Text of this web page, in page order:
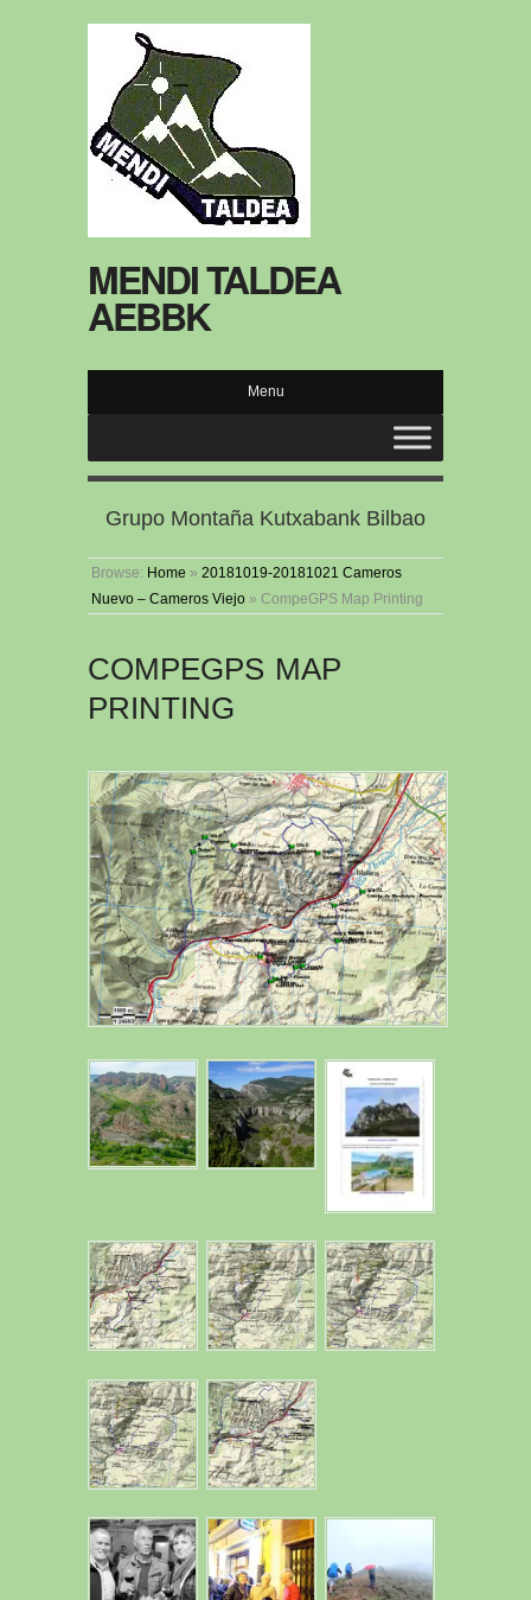
MENDI TALDEA
AEBBK
Menu
Grupo Montaña Kutxabank Bilbao
Browse: Home » 20181019-20181021 Cameros
Nuevo – Cameros Viejo » CompeGPS Map Printing
COMPEGPS MAP
PRINTING